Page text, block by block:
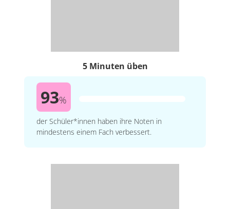
5 Minuten üben
93%
der Schüler*innen haben ihre Noten in
mindestens einem Fach verbessert.